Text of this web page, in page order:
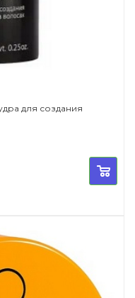
для создания